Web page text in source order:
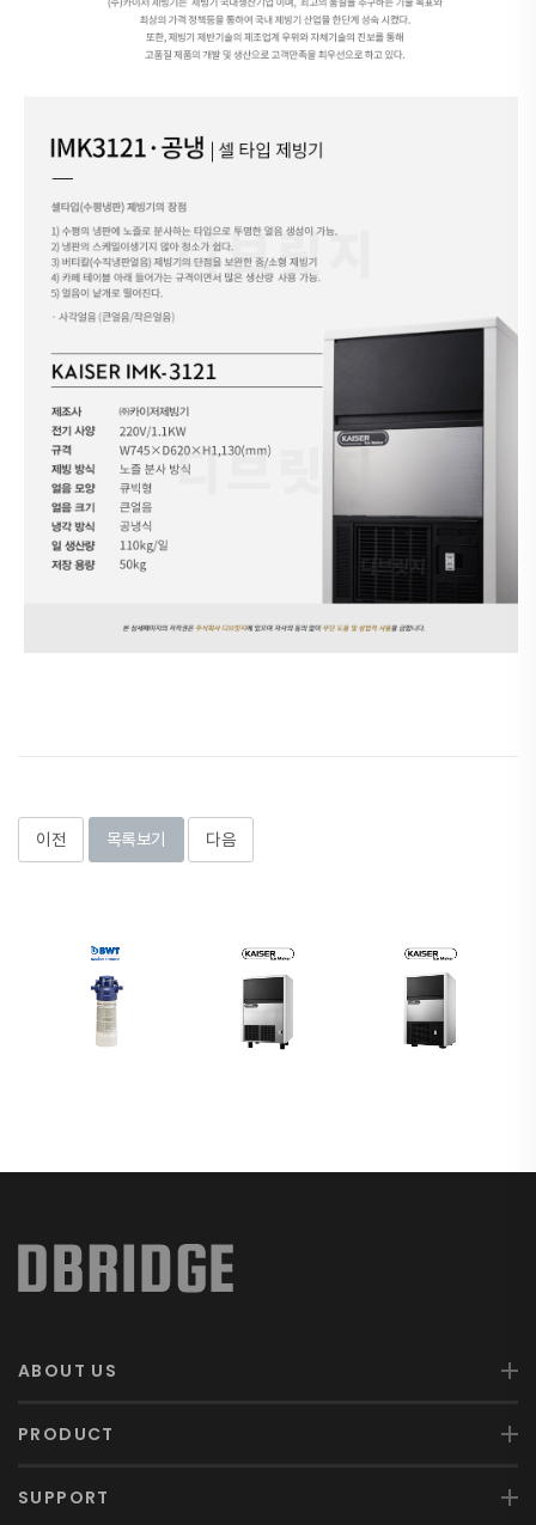
이전 목록보기 다음
ABOUT US
PRODUCT
SUPPORT